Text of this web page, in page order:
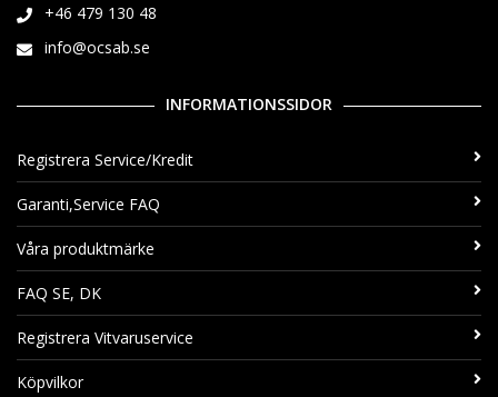
+46 479 130 48
info@ocsab.se
INFORMATIONSSIDOR
Registrera Service/Kredit
Garanti,Service FAQ
Våra produktmärke
FAQ SE, DK
Registrera Vitvaruservice
Köpvilkor